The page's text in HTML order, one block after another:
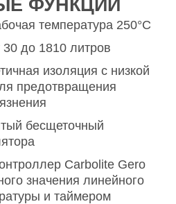
ФУНКЦИИ
температура 250°C
до 1810 литров
изоляция с низкой
предотвращения
бесщеточный
Carbolite Gero
значения линейного
и таймером